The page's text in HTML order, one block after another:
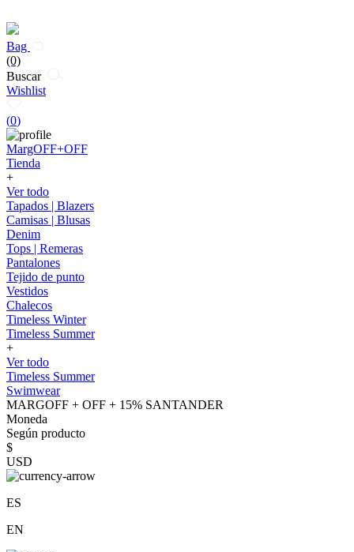
Bag
(0)
Buscar
Wishlist
(0)
MargOFF+OFF
Tienda
+
Ver todo
Tapados | Blazers
Camisas | Blusas
Denim
Tops | Remeras
Pantalones
Tejido de punto
Vestidos
Chalecos
Timeless Winter
Timeless Summer
+
Ver todo
Timeless Summer
Swimwear
MARGOFF + OFF + 15% SANTANDER
Moneda
Según producto
$
USD
ES
EN